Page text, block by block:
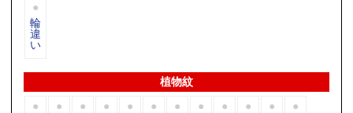
輪
違
い
植物紋